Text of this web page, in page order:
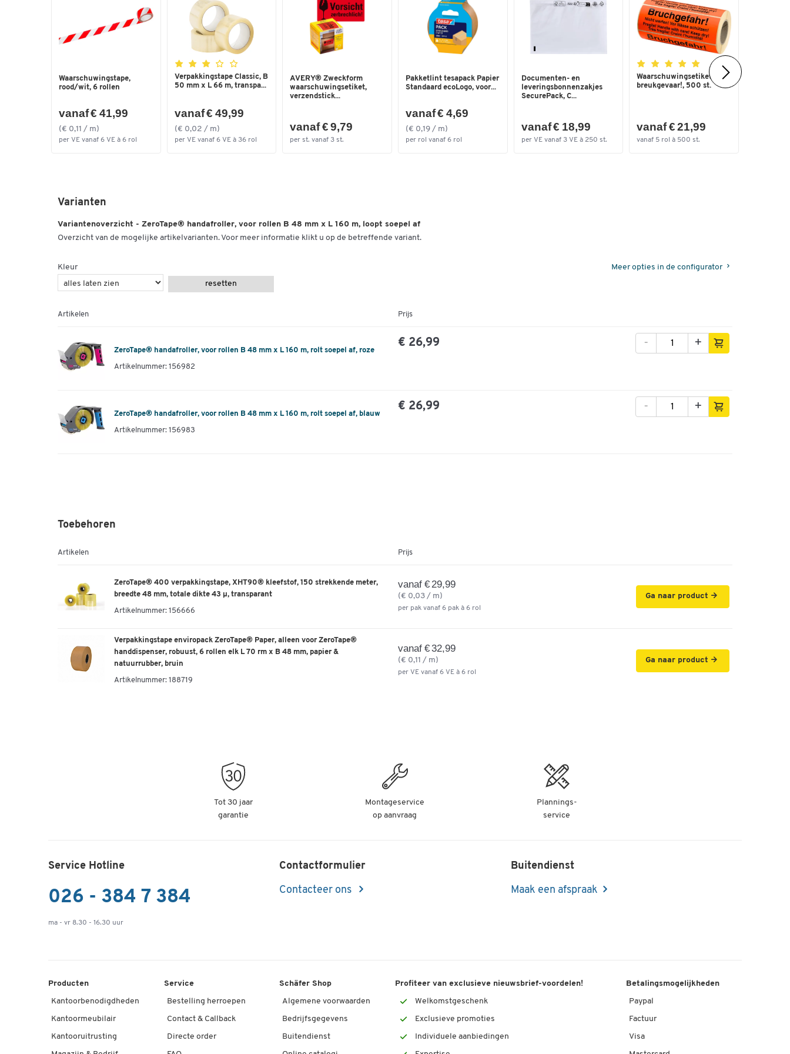
Waarschuwingstape,
rood/wit, 6 rollen
vanaf € 41,99
(€ 0,11 / m)
per VE vanaf 6 VE à 6 rol
Verpakkingstape Classic, B
50 mm x L 66 m, transpa...
vanaf € 49,99
(€ 0,02 / m)
per VE vanaf 6 VE à 36 rol
AVERY® Zweckform
waarschuwingsetiket,
verzendstick...
vanaf € 9,79
per st. vanaf 3 st.
Pakketlint tesapack Papier
Standaard ecoLogo, voor...
vanaf € 4,69
(€ 0,19 / m)
per rol vanaf 6 rol
Documenten- en
leveringsbonnenzakjes
SecurePack, C...
vanaf € 18,99
per VE vanaf 3 VE à 250 st.
Waarschuwingsetiketten,
breukgevaar!, 500 st.
vanaf € 21,99
vanaf 5 rol à 500 st.
Varianten
Variantenoverzicht - ZeroTape® handafroller, voor rollen B 48 mm x L 160 m, loopt soepel af
Overzicht van de mogelijke artikelvarianten. Voor meer informatie klikt u op de betreffende variant.
Kleur
resetten
Meer opties in de configurator
Artikelen Prijs
ZeroTape® handafroller, voor rollen B 48 mm x L 160 m, rolt soepel af, roze
Artikelnummer: 156982
€ 26,99 +
-
ZeroTape® handafroller, voor rollen B 48 mm x L 160 m, rolt soepel af, blauw
Artikelnummer: 156983
€ 26,99 +
-
Toebehoren
Artikelen Prijs
ZeroTape® 400 verpakkingstape, XHT90® kleefstof, 150 strekkende meter,
breedte 48 mm, totale dikte 43 µ, transparant
Artikelnummer: 156666
vanaf € 29,99
(€ 0,03 / m)
per pak vanaf 6 pak à 6 rol
Ga naar product
Verpakkingstape enviropack ZeroTape® Paper, alleen voor ZeroTape®
handdispenser, robuust, 6 rollen elk L 70 rm x B 48 mm, papier &
natuurrubber, bruin
Artikelnummer: 188719
vanaf € 32,99
(€ 0,11 / m)
per VE vanaf 6 VE à 6 rol
Ga naar product
Tot 30 jaar
garantie
Montageservice
op aanvraag
Plannings-
service
Service Hotline
026 - 384 7 384
ma - vr 8.30 - 16.30 uur
Contactformulier
Contacteer ons
Buitendienst
Maak een afspraak
Producten
Kantoorbenodigdheden
Kantoormeubilair
Kantooruitrusting
Service
Bestelling herroepen
Contact & Callback
Directe order
Schäfer Shop
Algemene voorwaarden
Bedrijfsgegevens
Buitendienst
Profiteer van exclusieve nieuwsbrief-voordelen!
Welkomstgeschenk
Exclusieve promoties
Individuele aanbiedingen
Betalingsmogelijkheden
Paypal
Factuur
Visa